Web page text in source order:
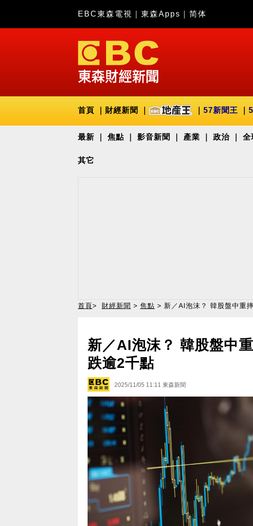
EBC東森電視 東森Apps 简体
首頁 財經新聞 57新聞王
最新 焦點 影音新聞 產業 政治 全
其它
首頁> 財經新聞 > 焦點 > 新／AI泡沫？ 韓股盤中重
新／AI泡沫？ 韓股盤中
跌逾2千點
2025/11/05 11:11 東森新聞